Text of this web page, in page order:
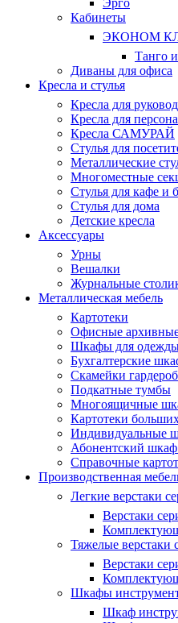
Эрго
Кабинеты
ЭКОНОМ
Танго
Диваны для офиса
Кресла и стулья
Кресла для
Кресла для
Кресла САМУРАЙ
Стулья для
Металлические
Многоместные
Стулья для кафе и
Стулья для дома
Детские кресла
Аксессуары
Урны
Вешалки
Журнальные
Металлическая мебель
Картотеки
Офисные
Шкафы для
Бухгалтерские
Скамейки
Подкатные тумбы
Многоящичные
Картотеки
Индивидуальные
Абонентский
Справочные
Производственная
Легкие верстаки
Верстаки
Тяжелые верстаки
Верстаки
Шкафы
Шкаф